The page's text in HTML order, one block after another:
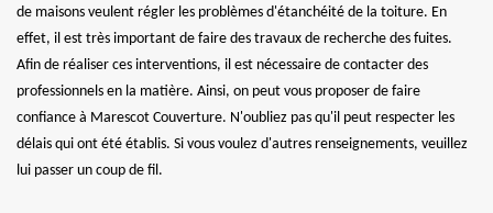
de maisons veulent régler les problèmes d'étanchéité de la toiture. En
effet, il est très important de faire des travaux de recherche des fuites.
Afin de réaliser ces interventions, il est nécessaire de contacter des
professionnels en la matière. Ainsi, on peut vous proposer de faire
confiance à Marescot Couverture. N'oubliez pas qu'il peut respecter les
délais qui ont été établis. Si vous voulez d'autres renseignements, veuillez
lui passer un coup de fil.